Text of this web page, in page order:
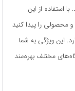
استفاده از این
محصولی را پیدا کنید
این ویژگی به شما
مختلف بهره‌مند